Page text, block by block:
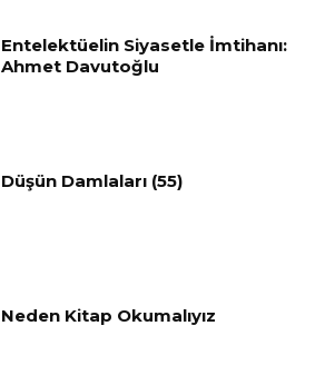
Entelektüelin Siyasetle İmtihanı:
Ahmet Davutoğlu
Düşün Damlaları (55)
Neden Kitap Okumalıyız